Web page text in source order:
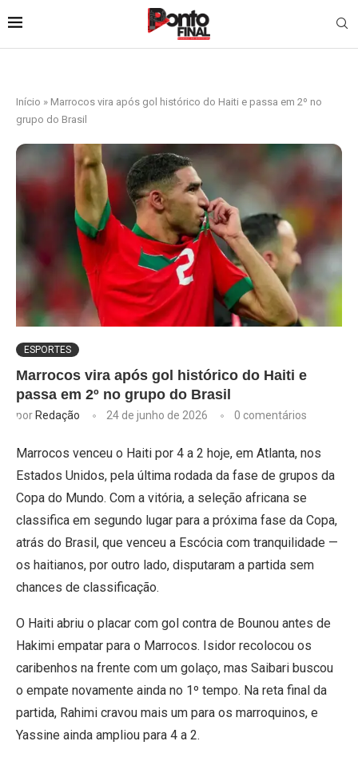
Início » Marrocos vira após gol histórico do Haiti e passa em 2º no
grupo do Brasil
ESPORTES
Marrocos vira após gol histórico do Haiti e
passa em 2º no grupo do Brasil
por Redação 24 de junho de 2026 0 comentários
Marrocos venceu o Haiti por 4 a 2 hoje, em Atlanta, nos
Estados Unidos, pela última rodada da fase de grupos da
Copa do Mundo. Com a vitória, a seleção africana se
classifica em segundo lugar para a próxima fase da Copa,
atrás do Brasil, que venceu a Escócia com tranquilidade —
os haitianos, por outro lado, disputaram a partida sem
chances de classificação.
O Haiti abriu o placar com gol contra de Bounou antes de
Hakimi empatar para o Marrocos. Isidor recolocou os
caribenhos na frente com um golaço, mas Saibari buscou
o empate novamente ainda no 1º tempo. Na reta final da
partida, Rahimi cravou mais um para os marroquinos, e
Yassine ainda ampliou para 4 a 2.